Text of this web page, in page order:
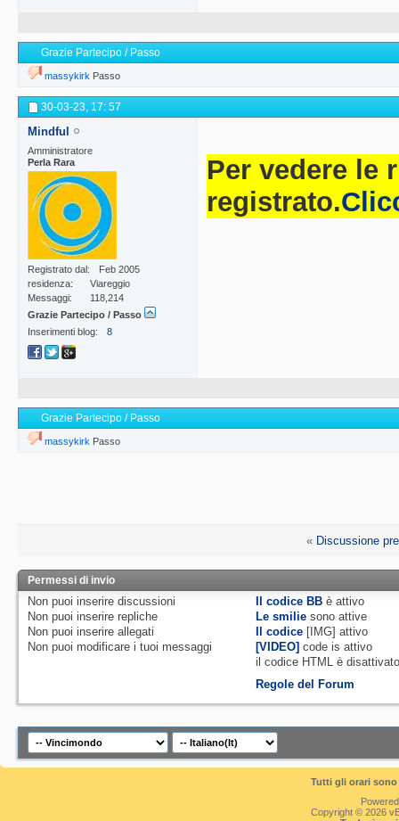
Grazie Partecipo / Passo
massykirk Passo
30-03-23, 17: 57
Mindful
Amministratore
Perla Rara
Registrato dal
Feb 2005
residenza
Viareggio
Messaggi
118,214
Grazie Partecipo / Passo
Inserimenti blog
8
Per vedere le
registrato.
Grazie Partecipo / Passo
massykirk Passo
« Discussione
Permessi di invio
Non puoi inserire discussioni
Non puoi inserire repliche
Non puoi inserire allegati
Non puoi modificare i tuoi messaggi
Il codice BB èattivo
Le smilie sono attive
Il codice [IMG]attivo
[VIDEO] code isattivo
il codice HTML è
Regole del Forum
Tutti gli orari
Copyright © 2026